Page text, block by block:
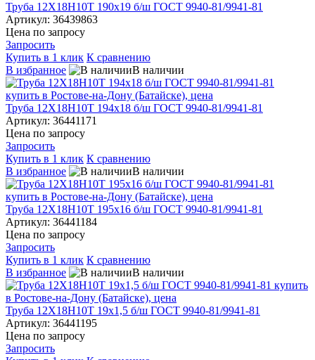
Труба 12Х18Н10Т 190х19 б/ш ГОСТ 9940-81/9941-81
Артикул: 36439863
Цена по запросу
Запросить
Купить в 1 клик К сравнению
В избранное
В наличии
Труба 12Х18Н10Т 194х18 б/ш ГОСТ 9940-81/9941-81
Артикул: 36441171
Цена по запросу
Запросить
Купить в 1 клик К сравнению
В избранное
В наличии
Труба 12Х18Н10Т 195х16 б/ш ГОСТ 9940-81/9941-81
Артикул: 36441184
Цена по запросу
Запросить
Купить в 1 клик К сравнению
В избранное
В наличии
Труба 12Х18Н10Т 19х1,5 б/ш ГОСТ 9940-81/9941-81
Артикул: 36441195
Цена по запросу
Запросить